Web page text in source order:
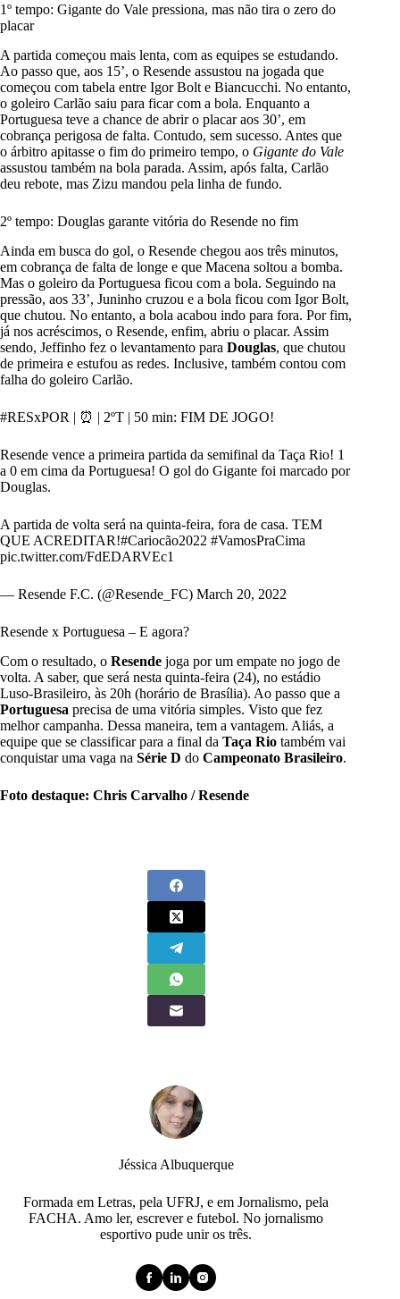
1º tempo: Gigante do Vale pressiona, mas não tira o zero do
placar
A partida começou mais lenta, com as equipes se estudando.
Ao passo que, aos 15’, o Resende assustou na jogada que
começou com tabela entre Igor Bolt e Biancucchi. No entanto,
o goleiro Carlão saiu para ficar com a bola. Enquanto a
Portuguesa teve a chance de abrir o placar aos 30’, em
cobrança perigosa de falta. Contudo, sem sucesso. Antes que
o árbitro apitasse o fim do primeiro tempo, o Gigante do Vale
assustou também na bola parada. Assim, após falta, Carlão
deu rebote, mas Zizu mandou pela linha de fundo.
2º tempo: Douglas garante vitória do Resende no fim
Ainda em busca do gol, o Resende chegou aos três minutos,
em cobrança de falta de longe e que Macena soltou a bomba.
Mas o goleiro da Portuguesa ficou com a bola. Seguindo na
pressão, aos 33’, Juninho cruzou e a bola ficou com Igor Bolt,
que chutou. No entanto, a bola acabou indo para fora. Por fim,
já nos acréscimos, o Resende, enfim, abriu o placar. Assim
sendo, Jeffinho fez o levantamento para Douglas, que chutou
de primeira e estufou as redes. Inclusive, também contou com
falha do goleiro Carlão.
#RESxPOR | ⏰ | 2ºT | 50 min: FIM DE JOGO!
Resende vence a primeira partida da semifinal da Taça Rio! 1
a 0 em cima da Portuguesa! O gol do Gigante foi marcado por
Douglas.
A partida de volta será na quinta-feira, fora de casa. TEM
QUE ACREDITAR!#Cariocão2022 #VamosPraCima
pic.twitter.com/FdEDARVEc1
— Resende F.C. (@Resende_FC) March 20, 2022
Resende x Portuguesa – E agora?
Com o resultado, o Resende joga por um empate no jogo de
volta. A saber, que será nesta quinta-feira (24), no estádio
Luso-Brasileiro, às 20h (horário de Brasília). Ao passo que a
Portuguesa precisa de uma vitória simples. Visto que fez
melhor campanha. Dessa maneira, tem a vantagem. Aliás, a
equipe que se classificar para a final da Taça Rio também vai
conquistar uma vaga na Série D do Campeonato Brasileiro.
Foto destaque: Chris Carvalho / Resende
Jéssica Albuquerque
Formada em Letras, pela UFRJ, e em Jornalismo, pela
FACHA. Amo ler, escrever e futebol. No jornalismo
esportivo pude unir os três.